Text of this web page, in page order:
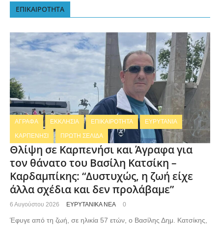
ΕΠΙΚΑΙΡΟΤΗΤΑ
ΑΓΡΑΦΑ ΕΚΚΛΗΣΙΑ ΕΠΙΚΑΙΡΟΤΗΤΑ ΕΥΡΥΤΑΝΙΑ
ΚΑΡΠΕΝΗΣΙ ΠΡΩΤΗ ΣΕΛΙΔΑ
Θλίψη σε Καρπενήσι και Άγραφα για
τον θάνατο του Βασίλη Κατσίκη –
Καρδαμπίκης: “Δυστυχώς, η ζωή είχε
άλλα σχέδια και δεν προλάβαμε”
6 Αυγούστου 2026 ΕΥΡΥΤΑΝΙΚΑ ΝΕΑ 0
Έφυγε από τη ζωή, σε ηλικία 57 ετών, ο Βασίλης Δημ. Κατσίκης,